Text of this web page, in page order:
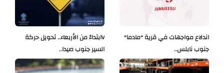
Vابتداءً من الأربعاء.. تحويل حركة
السير جنوب صيدا..
اندلاع مواجهات في قرية "مادما"
جنوب نابلس..